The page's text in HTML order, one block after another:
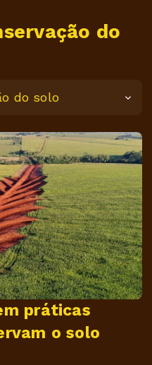
do
do solo
práticas
o solo